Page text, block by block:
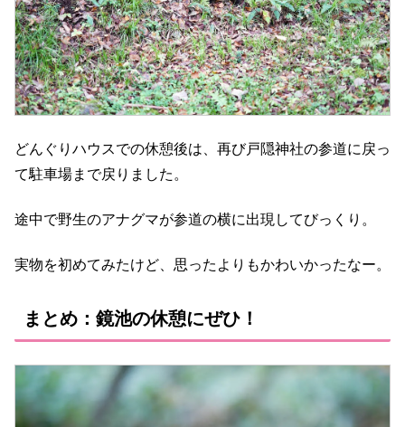
どんぐりハウスでの休憩後は、再び戸隠神社の参道に戻っ
て駐車場まで戻りました。
途中で野生のアナグマが参道の横に出現してびっくり。
実物を初めてみたけど、思ったよりもかわいかったなー。
まとめ：鏡池の休憩にぜひ！